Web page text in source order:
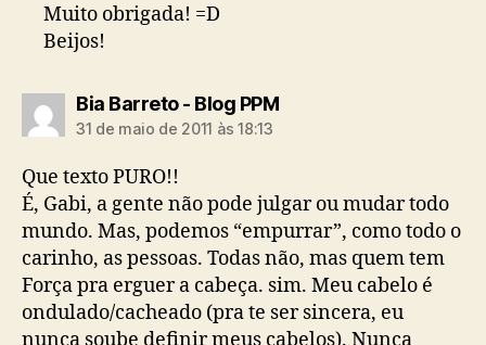
Muito obrigada! =D
Beijos!
Bia Barreto - Blog PPMdiz:
31 de maio de 2011 às 18:13
Que texto PURO!!
É, Gabi, a gente não pode julgar ou mudar todo
mundo. Mas, podemos “empurrar”, como todo o
carinho, as pessoas. Todas não, mas quem tem
Força pra erguer a cabeça. sim. Meu cabelo é
ondulado/cacheado (pra te ser sincera, eu
nunca soube definir meus cabelos). Nunca